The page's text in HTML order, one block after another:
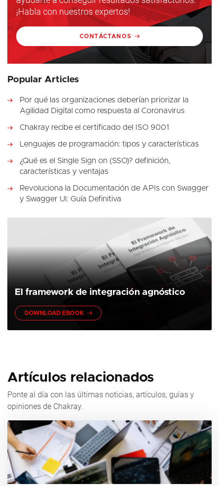
¡Habla con nuestros expertos!
CONTÁCTANOS
Popular Articles
Por qué las organizaciones deberían priorizar la
Agilidad Digital como respuesta al Coronavirus
Chakray recibe el certificado del ISO 9001
Lenguajes de programación: tipos y características
¿Qué es el Single Sign on (SSO)? definición,
características y ventajas
Revoluciona la Documentación de APIs con Swagger
y Swagger UI: Guía Definitiva
El framework de integración agnóstico
DOWNLOAD EBOOK
Artículos relacionados
Ponte al día con las últimas noticias, artículos, guías y
opiniones de Chakray.